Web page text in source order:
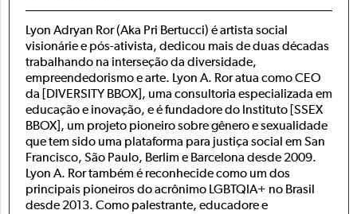
Lyon Adryan Ror (Aka Pri Bertucci) é artista social
visionárie e pós-ativista, dedicou mais de duas décadas
trabalhando na interseção da diversidade,
empreendedorismo e arte. Lyon A. Ror atua como CEO
da [DIVERSITY BBOX], uma consultoria especializada em
educação e inovação, e é fundadore do Instituto [SSEX
BBOX], um projeto pioneiro sobre gênero e sexualidade
que tem sido uma plataforma para justiça social em San
Francisco, São Paulo, Berlim e Barcelona desde 2009.
Lyon A. Ror também é reconhecide como um dos
principais pioneiros do acrônimo LGBTQIA+ no Brasil
desde 2013. Como palestrante, educadore e